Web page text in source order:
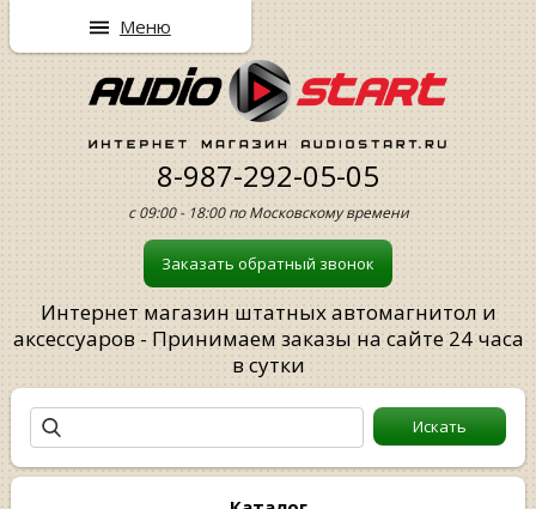
8-987-292-05-05
с 09:00 - 18:00 по Московскому времени
Заказать обратный звонок
Интернет магазин штатных автомагнитол и
аксессуаров - Принимаем заказы на сайте 24 часа
в сутки
Меню